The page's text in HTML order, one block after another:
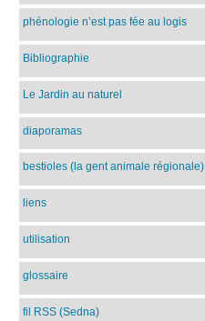
phénologie n’est pas fée au logis
Bibliographie
Le Jardin au naturel
diaporamas
bestioles (la gent animale régionale)
liens
utilisation
glossaire
fil RSS (Sedna)